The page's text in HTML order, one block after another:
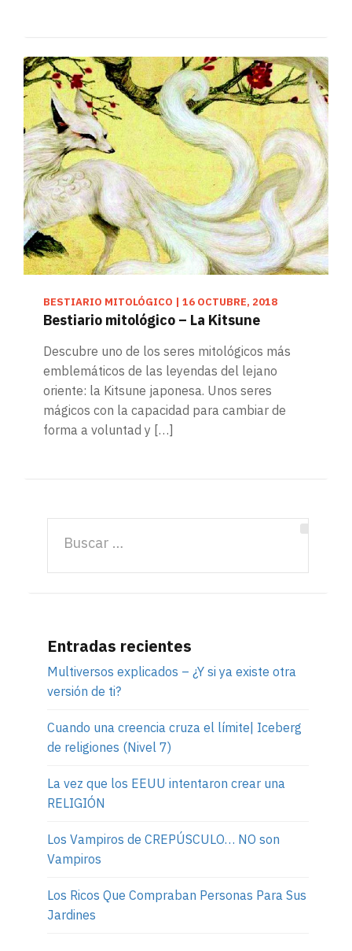
BESTIARIO MITOLÓGICO | 16 OCTUBRE, 2018
Bestiario mitológico – La Kitsune
Descubre uno de los seres mitológicos más
emblemáticos de las leyendas del lejano
oriente: la Kitsune japonesa. Unos seres
mágicos con la capacidad para cambiar de
forma a voluntad y […]
Entradas recientes
Multiversos explicados – ¿Y si ya existe otra
versión de ti?
Cuando una creencia cruza el límite| Iceberg
de religiones (Nivel 7)
La vez que los EEUU intentaron crear una
RELIGIÓN
Los Vampiros de CREPÚSCULO… NO son
Vampiros
Los Ricos Que Compraban Personas Para Sus
Jardines